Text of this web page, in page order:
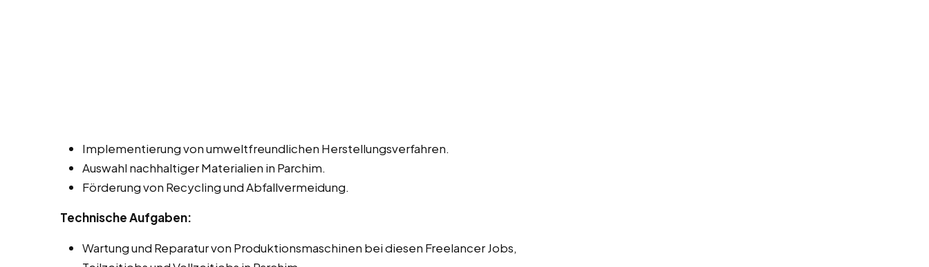
Implementierung von umweltfreundlichen Herstellungsverfahren.
Auswahl nachhaltiger Materialien in Parchim.
Förderung von Recycling und Abfallvermeidung.
Technische Aufgaben:
Wartung und Reparatur von Produktionsmaschinen bei diesen Freelancer Jobs,